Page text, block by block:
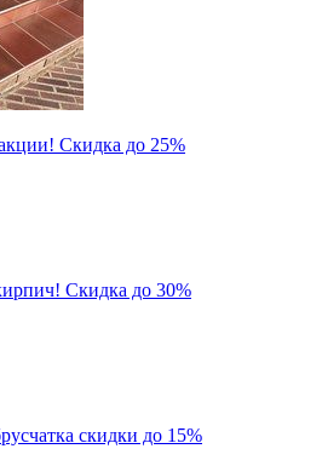
Скидка до 25%
Скидка до 30%
скидки до 15%